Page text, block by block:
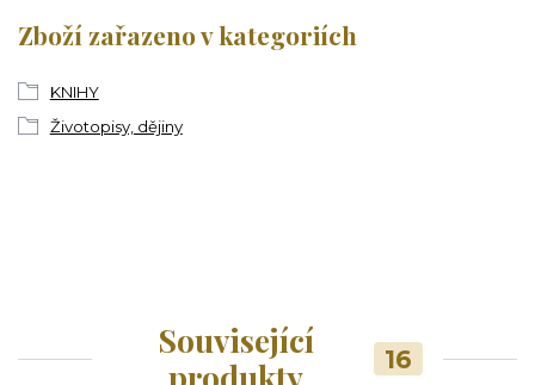
Zboží zařazeno v kategoriích
KNIHY
Životopisy, dějiny
Související
16